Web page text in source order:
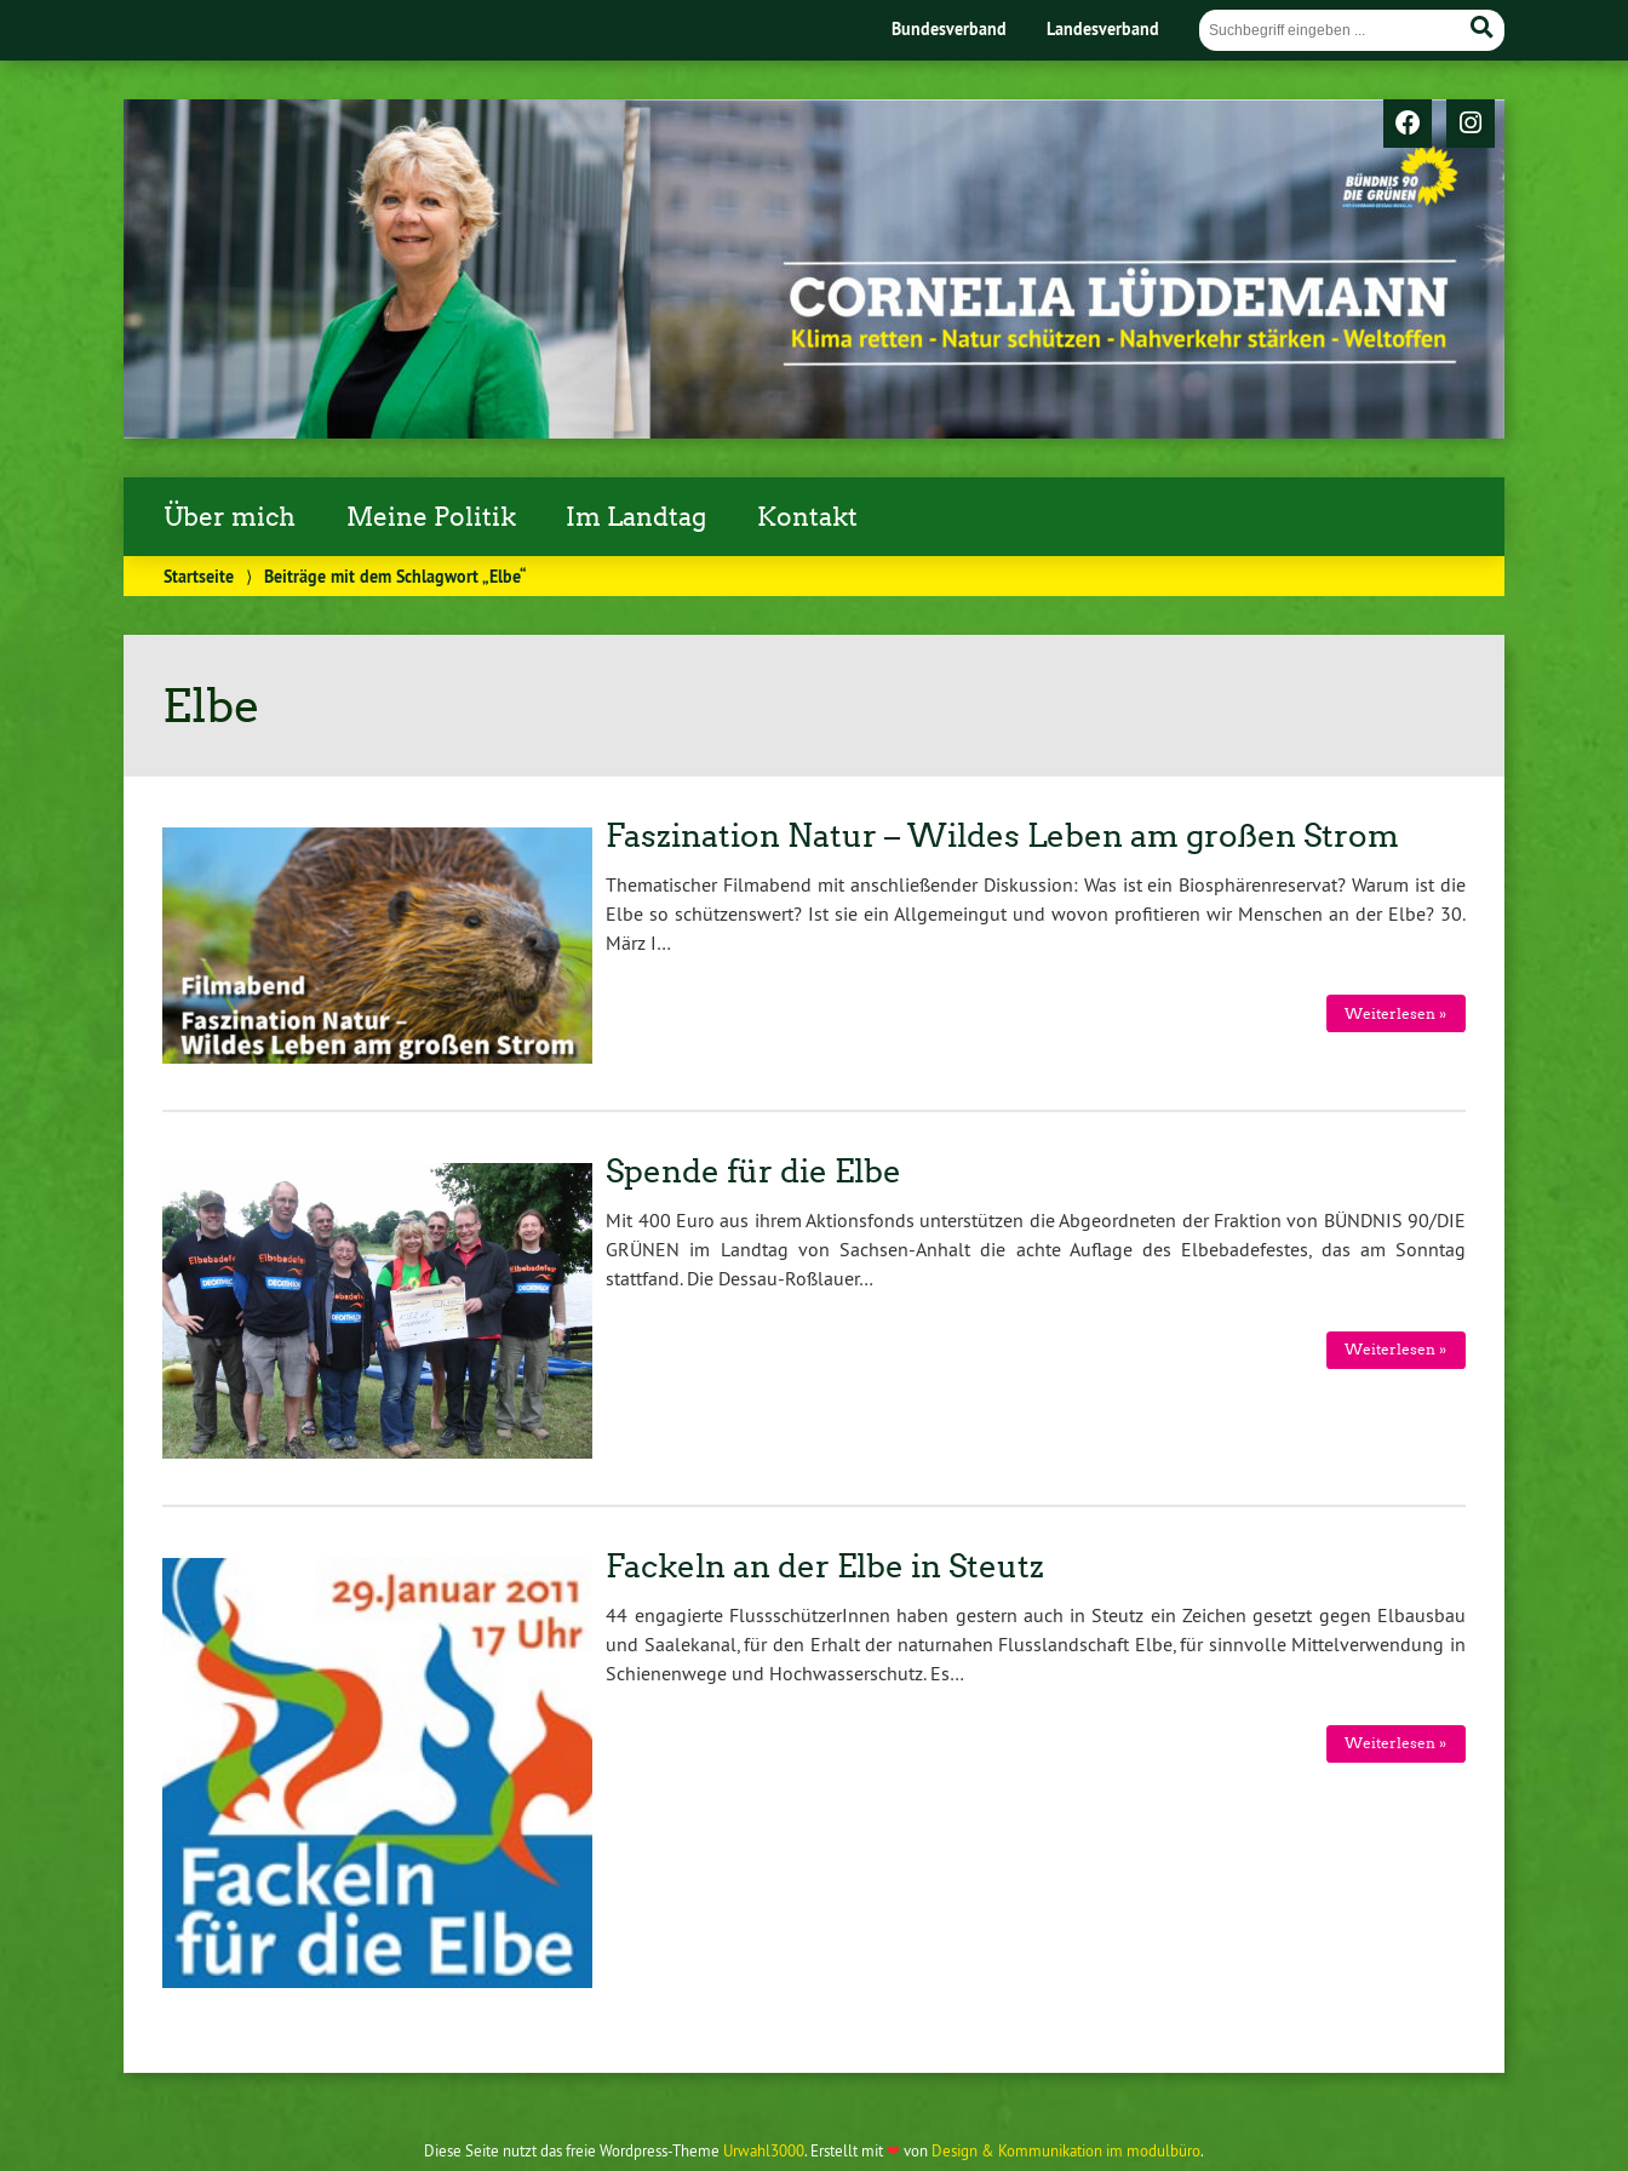
Bundesverband Landesverband
Über mich Meine Politik Im Landtag Kontakt
Startseite ⟩ Beiträge mit dem Schlagwort „Elbe“
Elbe
Faszination Natur – Wildes Leben am großen Strom
Thematischer Filmabend mit anschließender Diskussion: Was ist ein Biosphärenreservat? Warum ist die
Elbe so schützenswert? Ist sie ein Allgemeingut und wovon profitieren wir Menschen an der Elbe? 30.
März I…
Weiterlesen »
Spende für die Elbe
Mit 400 Euro aus ihrem Aktionsfonds unterstützen die Abgeordneten der Fraktion von BÜNDNIS 90/DIE
GRÜNEN im Landtag von Sachsen-Anhalt die achte Auflage des Elbebadefestes, das am Sonntag
stattfand. Die Dessau-Roßlauer…
Weiterlesen »
Fackeln an der Elbe in Steutz
44 engagierte FlussschützerInnen haben gestern auch in Steutz ein Zeichen gesetzt gegen Elbausbau
und Saalekanal, für den Erhalt der naturnahen Flusslandschaft Elbe, für sinnvolle Mittelverwendung in
Schienenwege und Hochwasserschutz. Es…
Weiterlesen »
Diese Seite nutzt das freie Wordpress-Theme Urwahl3000. Erstellt mit❤ von Design & Kommunikation im modulbüro.